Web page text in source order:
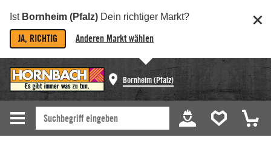
Ist Bornheim (Pfalz) Dein richtiger Markt?
JA, RICHTIG Anderen Markt wählen
Bornheim (Pfalz)